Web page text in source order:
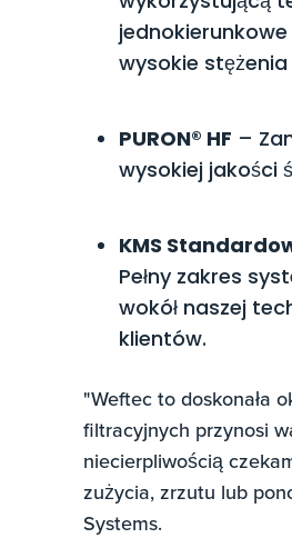
wysokie stężenia
PURON® HF –
wysokiej jakości
KMS
Pełny zakres
wokół naszej
klientów.
"Weftec to doskonała
filtracyjnych przynosi
niecierpliwością
zużycia, zrzutu lub
Systems.